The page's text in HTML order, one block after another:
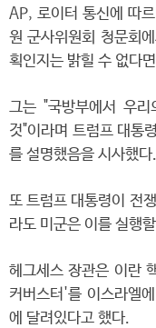
AP, 로이터 통신에 따
원 군사위원회 청문회
획인지는 밝힐 수 없다
그는 "국방부에서 우
것"이라며 트럼프 대통
를 설명했음을 시사했다.
또 트럼프 대통령이 전
라도 미군은 이를 실행
헤그세스 장관은 이란
커버스터'를 이스라엘
에 달려있다고 했다.